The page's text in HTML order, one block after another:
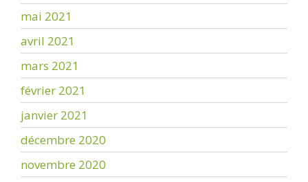
mai 2021
avril 2021
mars 2021
février 2021
janvier 2021
décembre 2020
novembre 2020